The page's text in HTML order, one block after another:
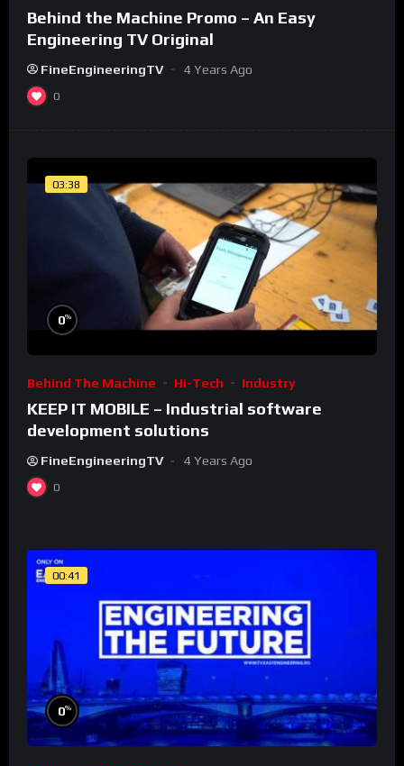
Behind the Machine Promo – An Easy
Engineering TV Original
FineEngineeringTV 4 Years Ago
0
03:38
0%
Behind The Machine Hi-Tech Industry
KEEP IT MOBILE – Industrial software
development solutions
FineEngineeringTV 4 Years Ago
0
00:41
0%